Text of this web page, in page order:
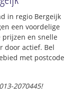
in regio Bergeijk
een voordelige
en snelle
door actief. Bel
met postcode
2070445!